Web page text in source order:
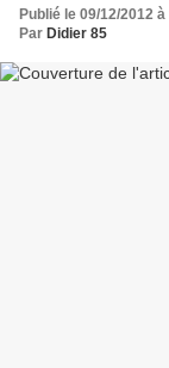
Publié le 09/12/2012
Par Didier 85